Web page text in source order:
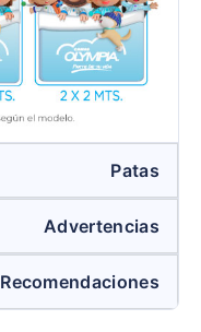
Patas
Advertencias
Recomendaciones